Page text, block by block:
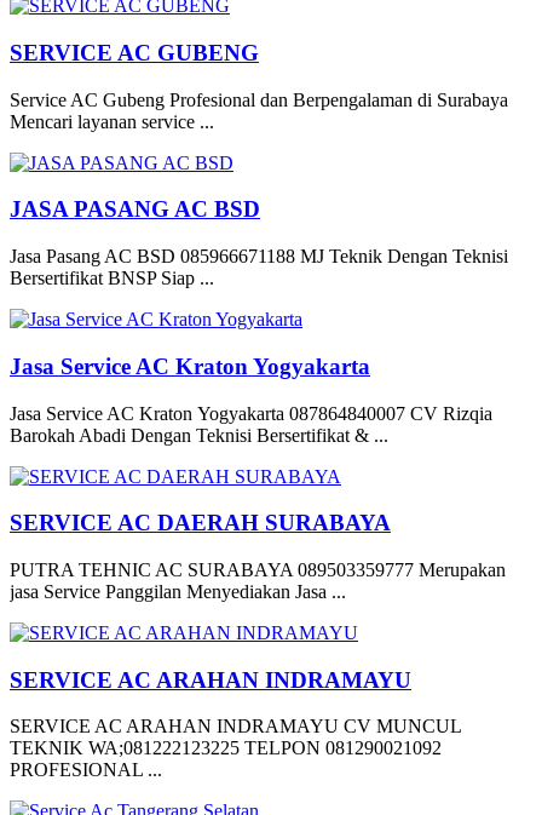
SERVICE AC GUBENG
Service AC Gubeng Profesional dan Berpengalaman di Surabaya
Mencari layanan service ...
JASA PASANG AC BSD
Jasa Pasang AC BSD 085966671188 MJ Teknik Dengan Teknisi
Bersertifikat BNSP Siap ...
Jasa Service AC Kraton Yogyakarta
Jasa Service AC Kraton Yogyakarta 087864840007 CV Rizqia
Barokah Abadi Dengan Teknisi Bersertifikat & ...
SERVICE AC DAERAH SURABAYA
PUTRA TEHNIC AC SURABAYA 089503359777 Merupakan
jasa Service Panggilan Menyediakan Jasa ...
SERVICE AC ARAHAN INDRAMAYU
SERVICE AC ARAHAN INDRAMAYU CV MUNCUL
TEKNIK WA;081222123225 TELPON 081290021092
PROFESIONAL ...